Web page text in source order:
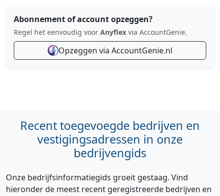
Abonnement of account opzeggen?
Regel het eenvoudig voor Anyflex via AccountGenie.
Opzeggen via AccountGenie.nl
Recent toegevoegde bedrijven en
vestigingsadressen in onze
bedrijvengids
Onze bedrijfsinformatiegids groeit gestaag. Vind
hieronder de meest recent geregistreerde bedrijven en